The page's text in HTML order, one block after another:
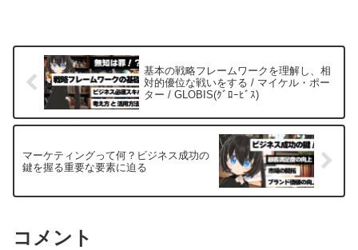
基本の戦略フレームワークを理解し、相
対的優位な戦いをする / マイケル・ポー
ター / GLOBIS(ｸﾞﾛｰﾋﾞｽ)
マーケティングって何？ビジネス成功の
鍵を握る重要な要素に迫る
コメント